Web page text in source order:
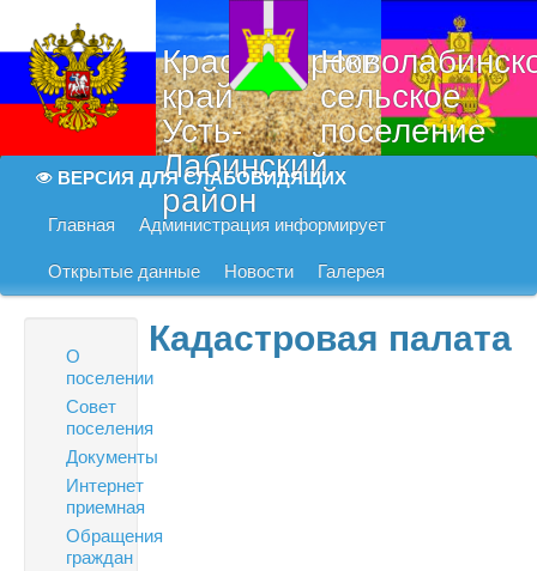
Краснодарский
край
Усть-
Лабинский
район
сельское
поселение
ВЕРСИЯ ДЛЯ СЛАБОВИДЯЩИХ
Главная Администрация информирует
Открытые данные Новости Галерея
О
поселении
Совет
поселения
Документы
Интернет
приемная
Обращения
граждан
Кадастровая палата